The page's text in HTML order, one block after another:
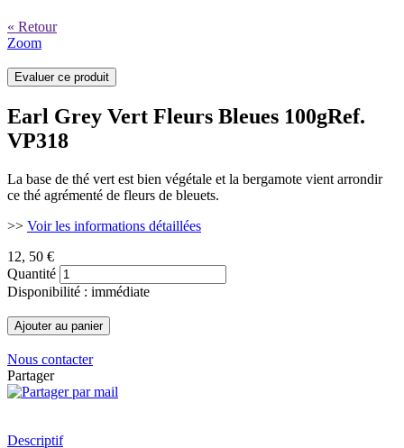
« Retour
Zoom
Earl Grey Vert Fleurs Bleues 100gRef.
VP318
La base de thé vert est bien végétale et la bergamote vient arrondir
ce thé agrémenté de fleurs de bleuets.
>> Voir les informations détaillées
12, 50 €
Quantité
Disponibilité : immédiate
Nous contacter
Partager
Descriptif